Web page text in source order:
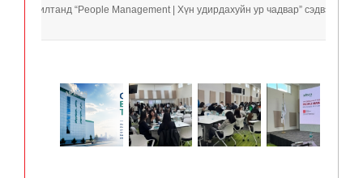
ажилтанд “People Management | Хүн удирдахуйн ур чадвар” сэдвээр